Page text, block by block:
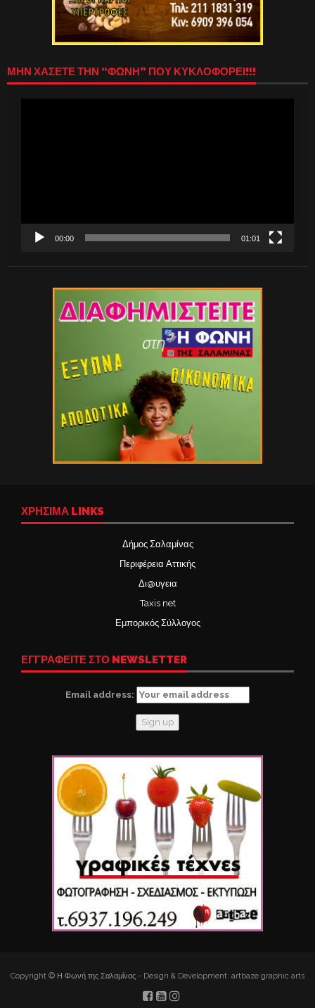
ΜΗΝ ΧΑΣΕΤΕ ΤΗΝ “ΦΩΝΗ” ΠΟΥ ΚΥΚΛΟΦΟΡΕΙ!!!
00:00 01:01
ΧΡΉΣΙΜΑ LINKS
Δήμος Σαλαμίνας
Περιφέρεια Αττικής
Δι@υγεια
Taxis net
Εμπορικός Σύλλογος
ΕΓΓΡΑΦΕΙΤΕ ΣΤΟ NEWSLETTER
Email address:
Copyright © Η Φωνή της Σαλαμίνας - Design & Development: artbaze graphic arts